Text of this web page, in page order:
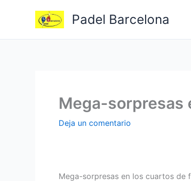
contenido
Padel Barcelona
Mega-sorpresas
Deja un comentario
Mega-sorpresas en los cuartos de